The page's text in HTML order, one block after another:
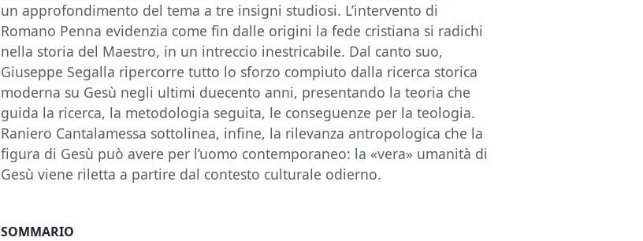
un approfondimento del tema a tre insigni studiosi. L’intervento di
Romano Penna evidenzia come fin dalle origini la fede cristiana si radichi
nella storia del Maestro, in un intreccio inestricabile. Dal canto suo,
Giuseppe Segalla ripercorre tutto lo sforzo compiuto dalla ricerca storica
moderna su Gesù negli ultimi duecento anni, presentando la teoria che
guida la ricerca, la metodologia seguita, le conseguenze per la teologia.
Raniero Cantalamessa sottolinea, infine, la rilevanza antropologica che la
figura di Gesù può avere per l’uomo contemporaneo: la «vera» umanità di
Gesù viene riletta a partire dal contesto culturale odierno.
SOMMARIO